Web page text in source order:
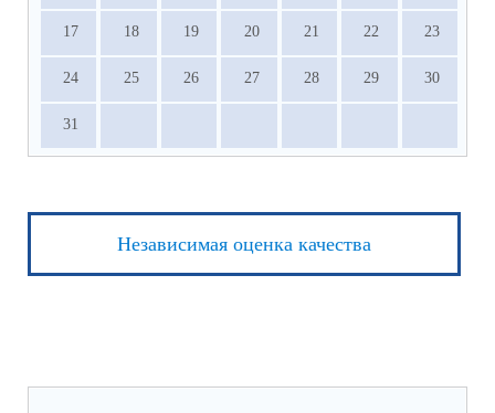
17 18 19 20 21 22 23
24 25 26 27 28 29 30
31
Независимая оценка качества